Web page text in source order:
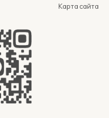
Карта сайта